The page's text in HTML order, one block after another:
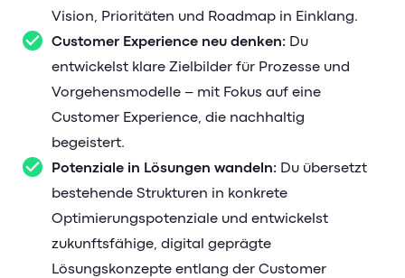
Vision, Prioritäten und Roadmap in Einklang.
Customer Experience neu denken: Du
entwickelst klare Zielbilder für Prozesse und
Vorgehensmodelle – mit Fokus auf eine
Customer Experience, die nachhaltig
begeistert.
Potenziale in Lösungen wandeln: Du übersetzt
bestehende Strukturen in konkrete
Optimierungspotenziale und entwickelst
zukunftsfähige, digital geprägte
Lösungskonzepte entlang der Customer